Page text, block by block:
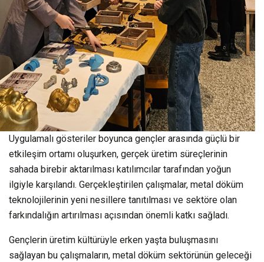
Uygulamalı gösteriler boyunca gençler arasında güçlü bir
etkileşim ortamı oluşurken, gerçek üretim süreçlerinin
sahada birebir aktarılması katılımcılar tarafından yoğun
ilgiyle karşılandı. Gerçekleştirilen çalışmalar, metal döküm
teknolojilerinin yeni nesillere tanıtılması ve sektöre olan
farkındalığın artırılması açısından önemli katkı sağladı.
Gençlerin üretim kültürüyle erken yaşta buluşmasını
sağlayan bu çalışmaların, metal döküm sektörünün geleceği